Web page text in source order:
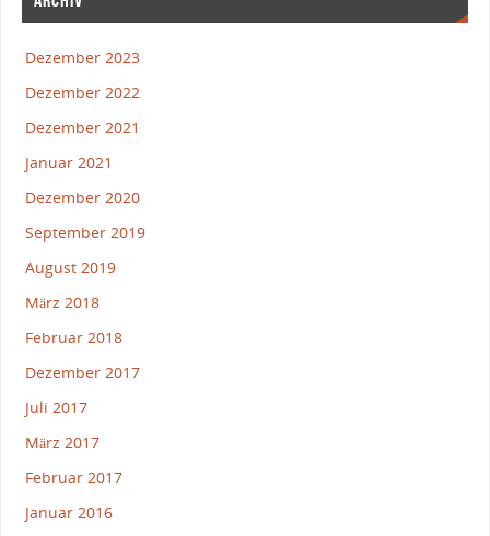
Dezember 2023
Dezember 2022
Dezember 2021
Januar 2021
Dezember 2020
September 2019
August 2019
März 2018
Februar 2018
Dezember 2017
Juli 2017
März 2017
Februar 2017
Januar 2016